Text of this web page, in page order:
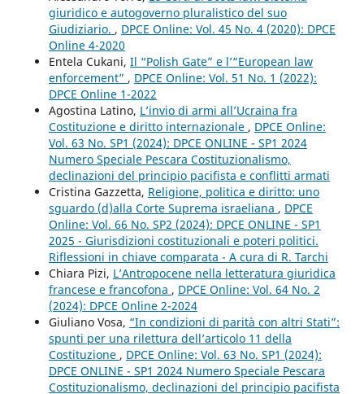
giuridico e autogoverno pluralistico del suo
Giudiziario. , DPCE Online: Vol. 45 No. 4 (2020): DPCE
Online 4-2020
Entela Cukani, Il “Polish Gate” e l’“European law
enforcement” , DPCE Online: Vol. 51 No. 1 (2022):
DPCE Online 1-2022
Agostina Latino, L’invio di armi all’Ucraina fra
Costituzione e diritto internazionale , DPCE Online:
Vol. 63 No. SP1 (2024): DPCE ONLINE - SP1 2024
Numero Speciale Pescara Costituzionalismo,
declinazioni del principio pacifista e conflitti armati
Cristina Gazzetta, Religione, politica e diritto: uno
sguardo (d)alla Corte Suprema israeliana , DPCE
Online: Vol. 66 No. SP2 (2024): DPCE ONLINE - SP1
2025 - Giurisdizioni costituzionali e poteri politici.
Riflessioni in chiave comparata - A cura di R. Tarchi
Chiara Pizi, L’Antropocene nella letteratura giuridica
francese e francofona , DPCE Online: Vol. 64 No. 2
(2024): DPCE Online 2-2024
Giuliano Vosa, “In condizioni di parità con altri Stati”:
spunti per una rilettura dell’articolo 11 della
Costituzione , DPCE Online: Vol. 63 No. SP1 (2024):
DPCE ONLINE - SP1 2024 Numero Speciale Pescara
Costituzionalismo, declinazioni del principio pacifista